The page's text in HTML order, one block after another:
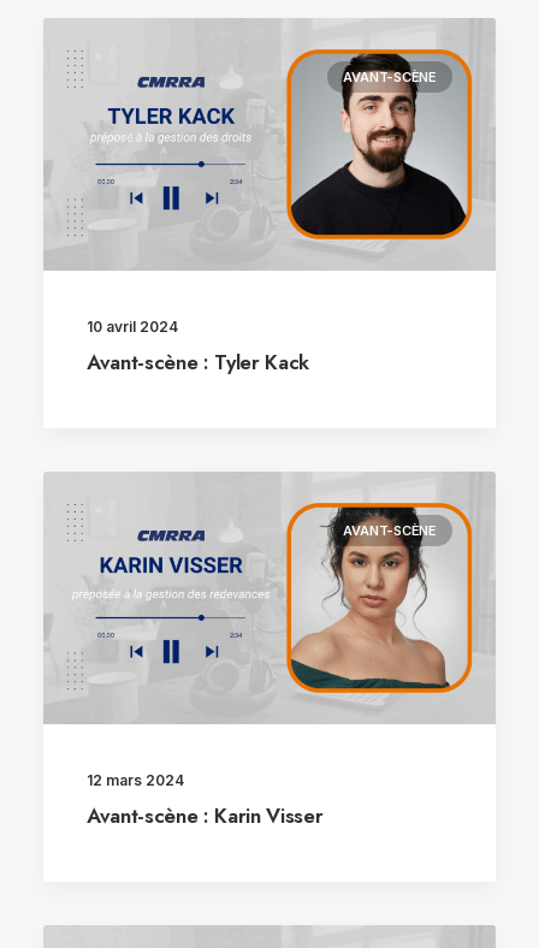
AVANT-SCÈNE
10 avril 2024
Avant-scène : Tyler Kack
AVANT-SCÈNE
12 mars 2024
Avant-scène : Karin Visser